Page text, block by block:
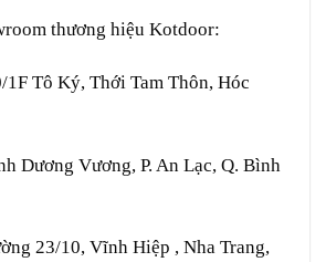
thương hiệu Kotdoor:
1F Tô Ký, Thới Tam Thôn, Hóc
Dương Vương, P. An Lạc, Q. Bình
23/10, Vĩnh Hiệp , Nha Trang,